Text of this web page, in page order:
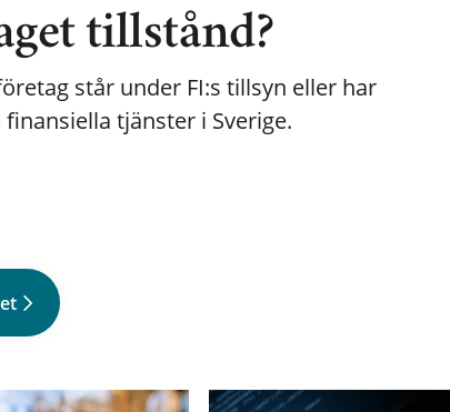
tillstånd?
står under FI:s tillsyn eller har
tjänster i Sverige.